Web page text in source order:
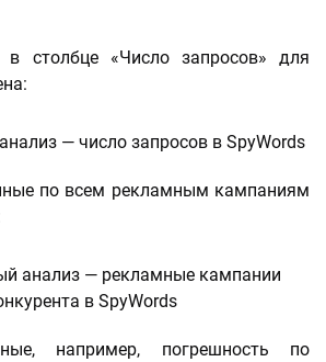
столбце «Число запросов» для
по всем рекламным кампаниям
например, погрешность по